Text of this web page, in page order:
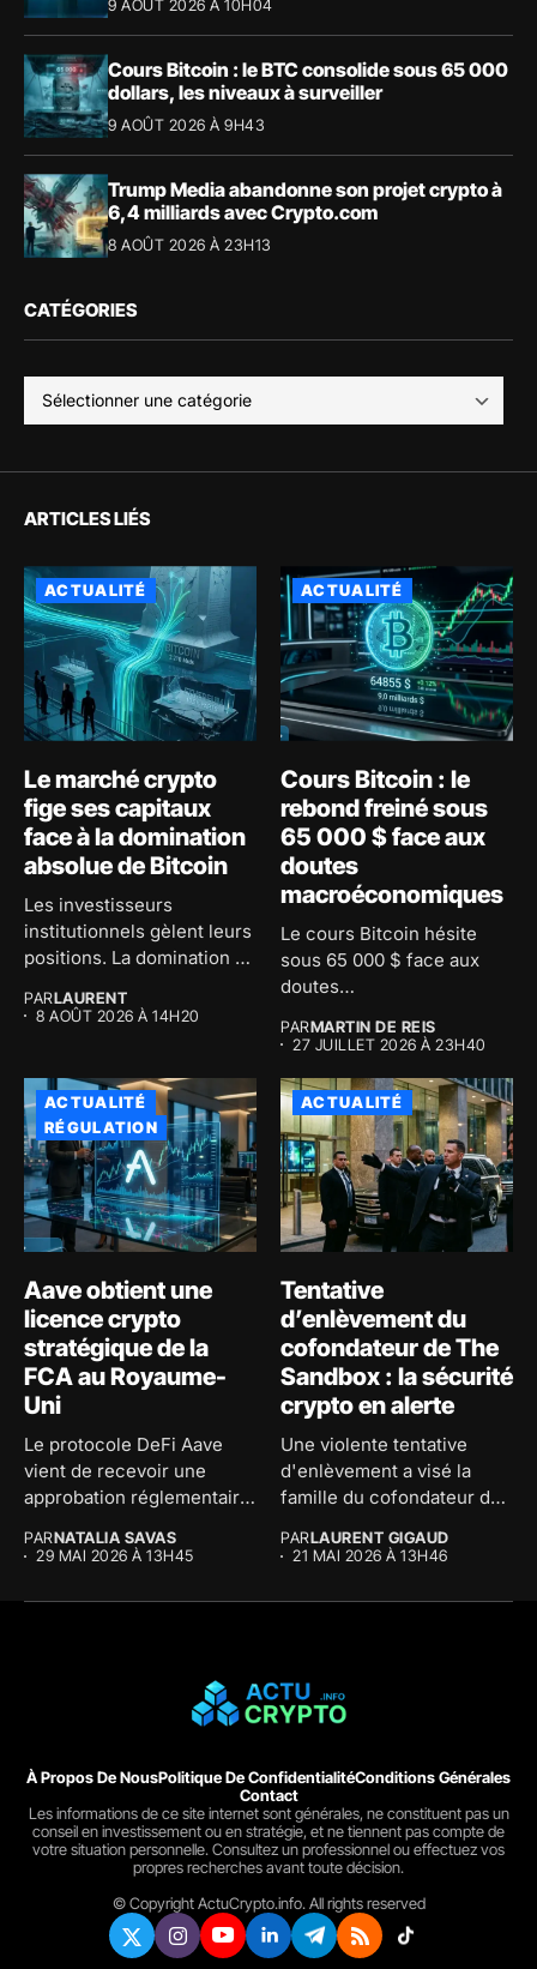
9 AOÛT 2026 À 10H04
Cours Bitcoin : le BTC consolide sous 65 000
dollars, les niveaux à surveiller
9 AOÛT 2026 À 9H43
Trump Media abandonne son projet crypto à
6,4 milliards avec Crypto.com
8 AOÛT 2026 À 23H13
CATÉGORIES
ARTICLES LIÉS
ACTUALITÉ
Le marché crypto
fige ses capitaux
face à la domination
absolue de Bitcoin
Les investisseurs
institutionnels gèlent leurs
positions. La domination de
PARLAURENT
8 AOÛT 2026 À 14H20
ACTUALITÉ
Cours Bitcoin : le
rebond freiné sous
65 000 $ face aux
doutes
macroéconomiques
Le cours Bitcoin hésite
sous 65 000 $ face aux
doutes
PARMARTIN DE REIS
27 JUILLET 2026 À 23H40
ACTUALITÉ
RÉGULATION
Aave obtient une
licence crypto
stratégique de la
FCA au Royaume-
Uni
Le protocole DeFi Aave
vient de recevoir une
approbation réglementaire
PARNATALIA SAVAS
29 MAI 2026 À 13H45
ACTUALITÉ
Tentative
d’enlèvement du
cofondateur de The
Sandbox : la sécurité
crypto en alerte
Une violente tentative
d'enlèvement a visé la
famille du cofondateur de
PARLAURENT GIGAUD
21 MAI 2026 À 13H46
À Propos De NousPolitique De ConfidentialitéConditions Générales
Contact
Les informations de ce site internet sont générales, ne constituent pas un
conseil en investissement ou en stratégie, et ne tiennent pas compte de
votre situation personnelle. Consultez un professionnel ou effectuez vos
propres recherches avant toute décision.
© Copyright ActuCrypto.info. All rights reserved